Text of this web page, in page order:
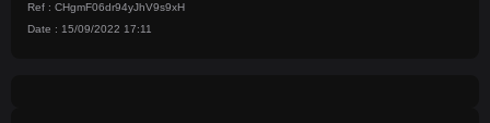
Ref : CHgmF06dr94yJhV9s9xH
Date : 15/09/2022 17:11